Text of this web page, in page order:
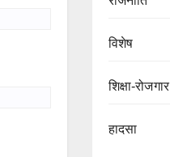
विशेष
शिक्षा-रोजगार
हादसा